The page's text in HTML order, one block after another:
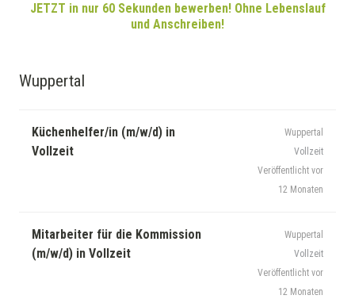
JETZT in nur 60 Sekunden bewerben! Ohne Lebenslauf
und Anschreiben!
Wuppertal
Küchenhelfer/in (m/w/d) in
Vollzeit
Wuppertal
Vollzeit
Veröffentlicht vor
12 Monaten
Mitarbeiter für die Kommission
(m/w/d) in Vollzeit
Wuppertal
Vollzeit
Veröffentlicht vor
12 Monaten